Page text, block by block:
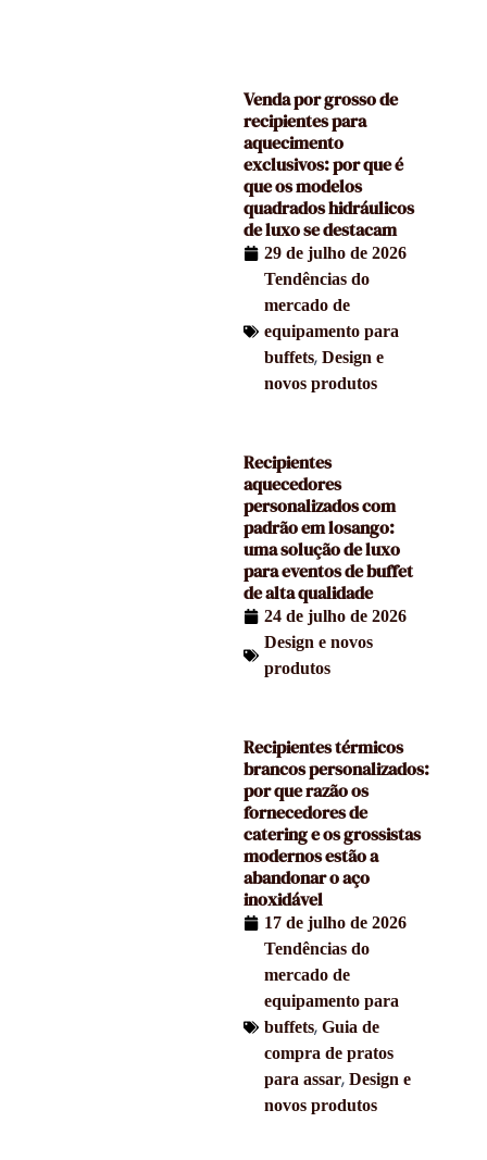
Venda por grosso de
recipientes para
aquecimento
exclusivos: por que é
que os modelos
quadrados hidráulicos
de luxo se destacam
29 de julho de 2026
Tendências do
mercado de
equipamento para
buffets, Design e
novos produtos
Recipientes
aquecedores
personalizados com
padrão em losango:
uma solução de luxo
para eventos de buffet
de alta qualidade
24 de julho de 2026
Design e novos
produtos
Recipientes térmicos
brancos personalizados:
por que razão os
fornecedores de
catering e os grossistas
modernos estão a
abandonar o aço
inoxidável
17 de julho de 2026
Tendências do
mercado de
equipamento para
buffets, Guia de
compra de pratos
para assar, Design e
novos produtos